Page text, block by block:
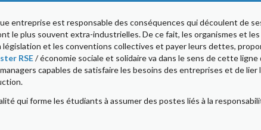
entreprise est responsable des conséquences qui découlent de
le plus souvent extra-industrielles. De ce fait, les organismes et
législation et les conventions collectives et payer leurs dettes,
RSE/ économie sociale et solidaire va dans le sens de cette
capables de satisfaire les besoins des entreprises et de
qui forme les étudiants à assumer des postes liés à la